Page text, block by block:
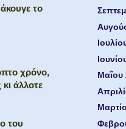
το
χρόνο,
άλλοτε
του
Μαΐου